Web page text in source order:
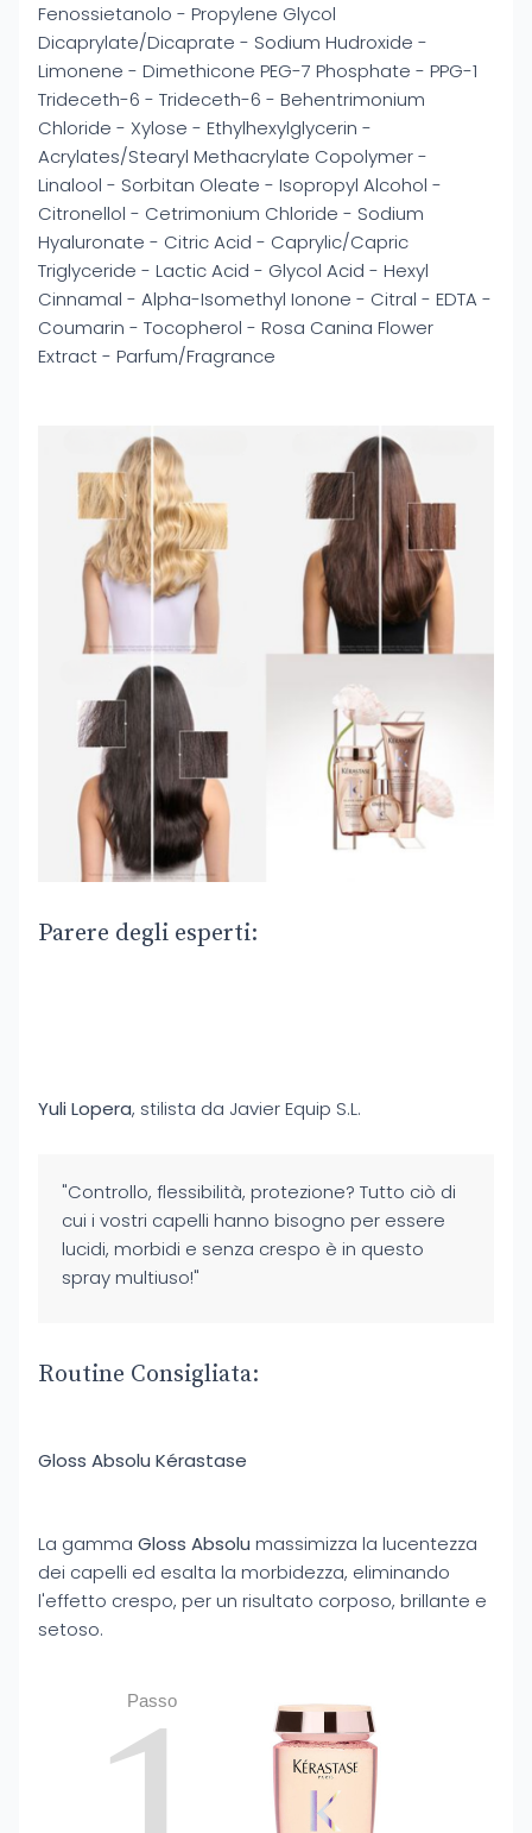
Fenossietanolo - Propylene Glycol
Dicaprylate/Dicaprate - Sodium Hudroxide -
Limonene - Dimethicone PEG-7 Phosphate - PPG-1
Trideceth-6 - Trideceth-6 - Behentrimonium
Chloride - Xylose - Ethylhexylglycerin -
Acrylates/Stearyl Methacrylate Copolymer -
Linalool - Sorbitan Oleate - Isopropyl Alcohol -
Citronellol - Cetrimonium Chloride - Sodium
Hyaluronate - Citric Acid - Caprylic/Capric
Triglyceride - Lactic Acid - Glycol Acid - Hexyl
Cinnamal - Alpha-Isomethyl Ionone - Citral - EDTA -
Coumarin - Tocopherol - Rosa Canina Flower
Extract - Parfum/Fragrance
Parere degli esperti:
Yuli Lopera, stilista da Javier Equip S.L.
"Controllo, flessibilità, protezione? Tutto ciò di
cui i vostri capelli hanno bisogno per essere
lucidi, morbidi e senza crespo è in questo
spray multiuso!"
Routine Consigliata:
Gloss Absolu Kérastase
La gamma Gloss Absolu massimizza la lucentezza
dei capelli ed esalta la morbidezza, eliminando
l'effetto crespo, per un risultato corposo, brillante e
setoso.
Passo